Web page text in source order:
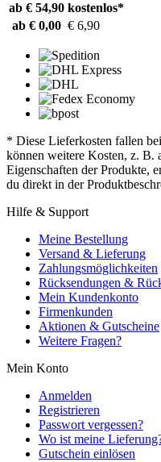
ab € 54,90 kostenlos*
ab € 0,00 € 6,90
* Diese Lieferkosten fallen
können weitere Kosten, z. B.
Eigenschaften der Produkte,
du direkt in der
Hilfe & Support
Meine Bestellung
Versand & Lieferung
Zahlungsmöglichkeiten
Rücksendungen &
Mein Kundenkonto
Firmenkunden
Aktionen & Gutscheine
Weitere Fragen?
Mein Konto
Anmelden
Registrieren
Passwort vergessen?
Wo ist meine
Gutschein einlösen